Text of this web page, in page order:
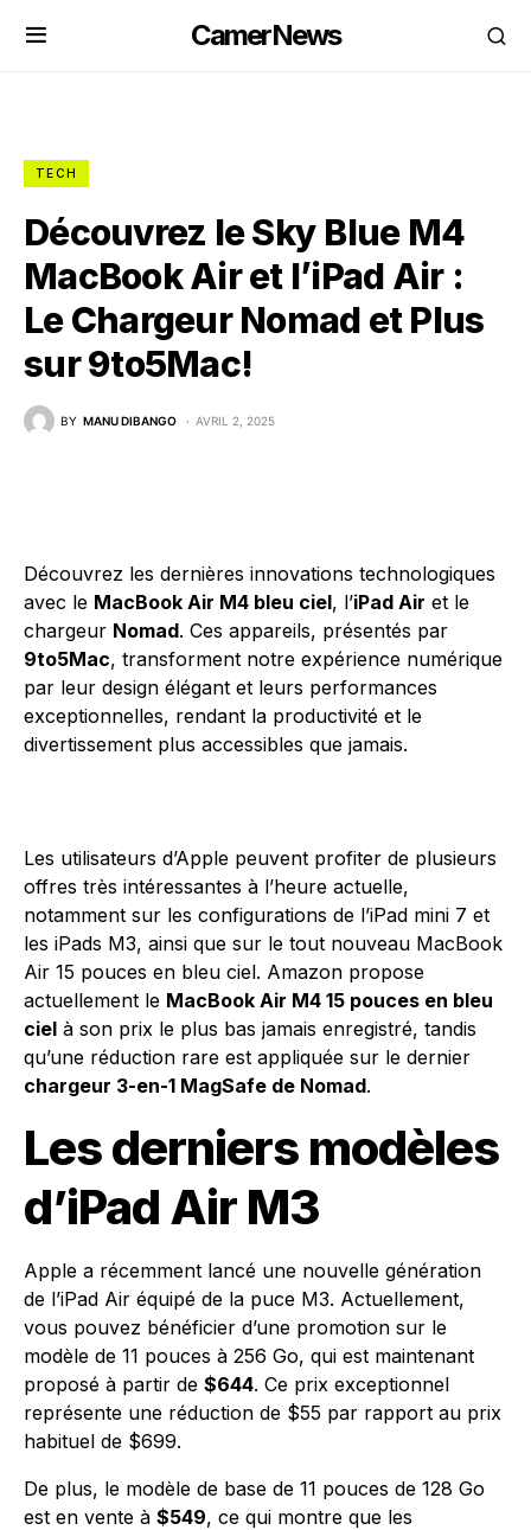
CamerNews
TECH
Découvrez le Sky Blue M4
MacBook Air et l’iPad Air :
Le Chargeur Nomad et Plus
sur 9to5Mac!
BY MANU DIBANGO AVRIL 2, 2025
Découvrez les dernières innovations technologiques
avec le MacBook Air M4 bleu ciel, l’iPad Air et le
chargeur Nomad. Ces appareils, présentés par
9to5Mac, transforment notre expérience numérique
par leur design élégant et leurs performances
exceptionnelles, rendant la productivité et le
divertissement plus accessibles que jamais.
Les utilisateurs d’Apple peuvent profiter de plusieurs
offres très intéressantes à l’heure actuelle,
notamment sur les configurations de l’iPad mini 7 et
les iPads M3, ainsi que sur le tout nouveau MacBook
Air 15 pouces en bleu ciel. Amazon propose
actuellement le MacBook Air M4 15 pouces en bleu
ciel à son prix le plus bas jamais enregistré, tandis
qu’une réduction rare est appliquée sur le dernier
chargeur 3-en-1 MagSafe de Nomad.
Les derniers modèles
d’iPad Air M3
Apple a récemment lancé une nouvelle génération
de l’iPad Air équipé de la puce M3. Actuellement,
vous pouvez bénéficier d’une promotion sur le
modèle de 11 pouces à 256 Go, qui est maintenant
proposé à partir de $644. Ce prix exceptionnel
représente une réduction de $55 par rapport au prix
habituel de $699.
De plus, le modèle de base de 11 pouces de 128 Go
est en vente à $549, ce qui montre que les